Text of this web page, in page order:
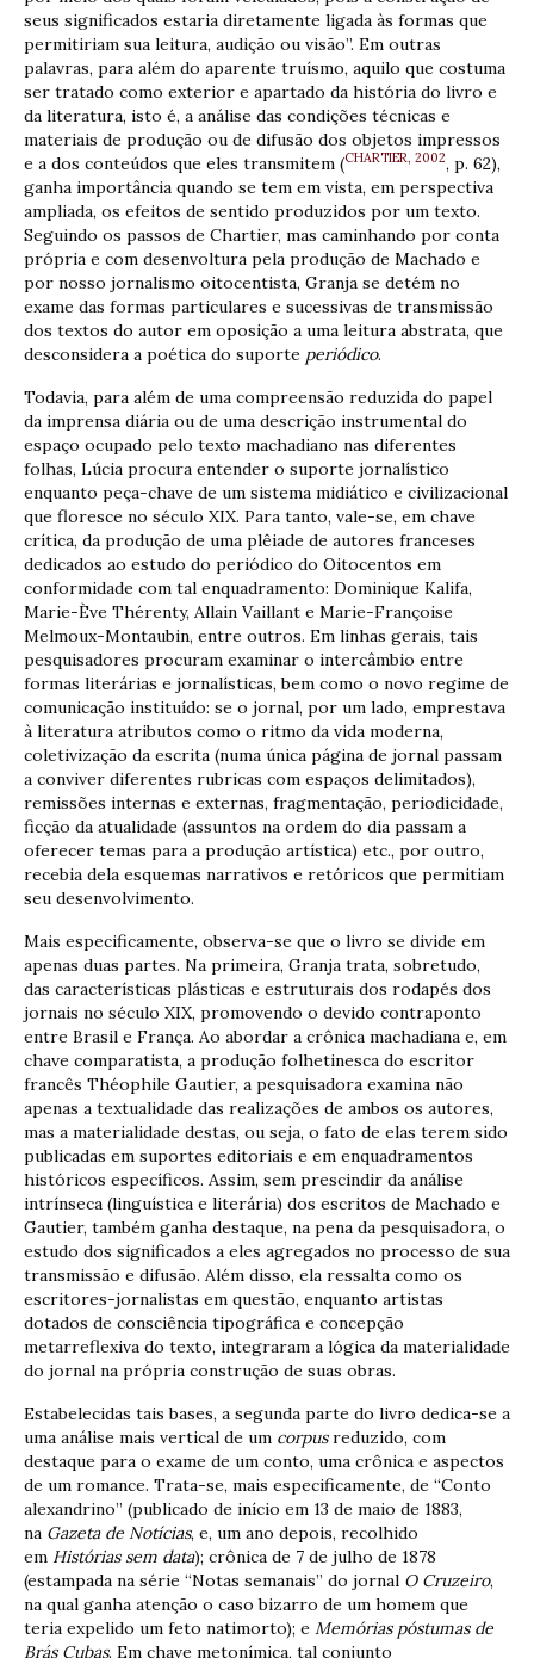
seus significados estaria diretamente ligada às formas que
permitiriam sua leitura, audição ou visão”. Em outras
palavras, para além do aparente truísmo, aquilo que costuma
ser tratado como exterior e apartado da história do livro e
da literatura, isto é, a análise das condições técnicas e
materiais de produção ou de difusão dos objetos impressos
e a dos conteúdos que eles transmitem (CHARTIER, 2002, p. 62),
ganha importância quando se tem em vista, em perspectiva
ampliada, os efeitos de sentido produzidos por um texto.
Seguindo os passos de Chartier, mas caminhando por conta
própria e com desenvoltura pela produção de Machado e
por nosso jornalismo oitocentista, Granja se detém no
exame das formas particulares e sucessivas de transmissão
dos textos do autor em oposição a uma leitura abstrata, que
desconsidera a poética do suporte periódico.
Todavia, para além de uma compreensão reduzida do papel
da imprensa diária ou de uma descrição instrumental do
espaço ocupado pelo texto machadiano nas diferentes
folhas, Lúcia procura entender o suporte jornalístico
enquanto peça-chave de um sistema midiático e civilizacional
que floresce no século XIX. Para tanto, vale-se, em chave
crítica, da produção de uma plêiade de autores franceses
dedicados ao estudo do periódico do Oitocentos em
conformidade com tal enquadramento: Dominique Kalifa,
Marie-Ève Thérenty, Allain Vaillant e Marie-Françoise
Melmoux-Montaubin, entre outros. Em linhas gerais, tais
pesquisadores procuram examinar o intercâmbio entre
formas literárias e jornalísticas, bem como o novo regime de
comunicação instituído: se o jornal, por um lado, emprestava
à literatura atributos como o ritmo da vida moderna,
coletivização da escrita (numa única página de jornal passam
a conviver diferentes rubricas com espaços delimitados),
remissões internas e externas, fragmentação, periodicidade,
ficção da atualidade (assuntos na ordem do dia passam a
oferecer temas para a produção artística) etc., por outro,
recebia dela esquemas narrativos e retóricos que permitiam
seu desenvolvimento.
Mais especificamente, observa-se que o livro se divide em
apenas duas partes. Na primeira, Granja trata, sobretudo,
das características plásticas e estruturais dos rodapés dos
jornais no século XIX, promovendo o devido contraponto
entre Brasil e França. Ao abordar a crônica machadiana e, em
chave comparatista, a produção folhetinesca do escritor
francês Théophile Gautier, a pesquisadora examina não
apenas a textualidade das realizações de ambos os autores,
mas a materialidade destas, ou seja, o fato de elas terem sido
publicadas em suportes editoriais e em enquadramentos
históricos específicos. Assim, sem prescindir da análise
intrínseca (linguística e literária) dos escritos de Machado e
Gautier, também ganha destaque, na pena da pesquisadora, o
estudo dos significados a eles agregados no processo de sua
transmissão e difusão. Além disso, ela ressalta como os
escritores-jornalistas em questão, enquanto artistas
dotados de consciência tipográfica e concepção
metarreflexiva do texto, integraram a lógica da materialidade
do jornal na própria construção de suas obras.
Estabelecidas tais bases, a segunda parte do livro dedica-se a
uma análise mais vertical de um corpusreduzido, com
destaque para o exame de um conto, uma crônica e aspectos
de um romance. Trata-se, mais especificamente, de “Conto
alexandrino” (publicado de início em 13 de maio de 1883,
na Gazeta de Notícias, e, um ano depois, recolhido
em Histórias sem data); crônica de 7 de julho de 1878
(estampada na série “Notas semanais” do jornal O Cruzeiro,
na qual ganha atenção o caso bizarro de um homem que
teria expelido um feto natimorto); e Memórias póstumas de
Brás Cubas. Em chave metonímica, tal conjunto